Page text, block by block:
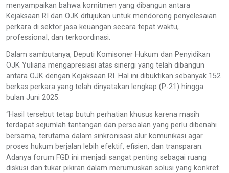
menyampaikan bahwa komitmen yang dibangun antara
Kejaksaan RI dan OJK ditujukan untuk mendorong penyelesaian
perkara di sektor jasa keuangan secara tepat waktu,
professional, dan terkoordinasi.
Dalam sambutanya, Deputi Komisoner Hukum dan Penyidikan
OJK Yuliana mengapresiasi atas sinergi yang telah dibangun
antara OJK dengan Kejaksaan RI. Hal ini dibuktikan sebanyak 152
berkas perkara yang telah dinyatakan lengkap (P-21) hingga
bulan Juni 2025.
“Hasil tersebut tetap butuh perhatian khusus karena masih
terdapat sejumlah tantangan dan persoalan yang perlu dibenahi
bersama, terutama dalam sinkronisasi alur komunikasi agar
proses hukum berjalan lebih efektif, efisien, dan transparan.
Adanya forum FGD ini menjadi sangat penting sebagai ruang
diskusi dan tukar pikiran dalam merumuskan solusi yang konkret